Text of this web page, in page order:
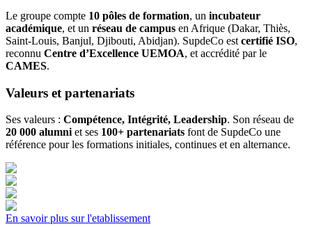
Le groupe compte 10 pôles de formation, un incubateur
académique, et un réseau de campus en Afrique (Dakar, Thiès,
Saint-Louis, Banjul, Djibouti, Abidjan). SupdeCo est certifié ISO,
reconnu Centre d’Excellence UEMOA, et accrédité par le
CAMES.
Valeurs et partenariats
Ses valeurs : Compétence, Intégrité, Leadership. Son réseau de
20 000 alumni et ses 100+ partenariats font de SupdeCo une
référence pour les formations initiales, continues et en alternance.
En savoir plus sur l'etablissement